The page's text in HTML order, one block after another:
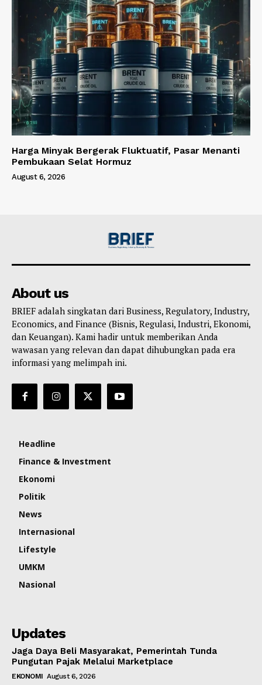
Harga Minyak Bergerak Fluktuatif, Pasar Menanti
Pembukaan Selat Hormuz
August 6, 2026
About us
BRIEF adalah singkatan dari Business, Regulatory, Industry,
Economics, and Finance (Bisnis, Regulasi, Industri, Ekonomi,
dan Keuangan). Kami hadir untuk memberikan Anda
wawasan yang relevan dan dapat dihubungkan pada era
informasi yang melimpah ini.
Headline
Finance & Investment
Ekonomi
Politik
News
Internasional
Lifestyle
UMKM
Nasional
Updates
Jaga Daya Beli Masyarakat, Pemerintah Tunda
Pungutan Pajak Melalui Marketplace
EKONOMI August 6, 2026